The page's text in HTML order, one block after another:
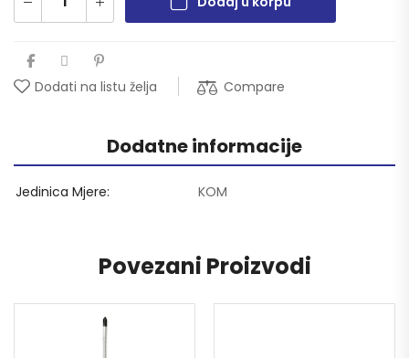
Dodati na listu želja Compare
Dodatne informacije
Jedinica Mjere KOM
Povezani Proizvodi